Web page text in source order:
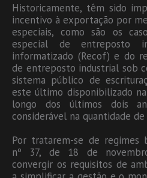
Historicamente, têm sido
incentivo à exportação por
especiais, como são os
especial de entreposto
informatizado (Recof) e do
de entreposto industrial sob
sistema público de
este último disponibilizado
longo dos últimos dois
considerável na quantidade
Por tratarem-se de regimes
nº 37, de 18 de
convergir os requisitos de